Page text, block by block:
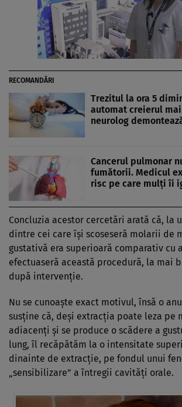
RECOMANDĂRI
Trezitul la ora 5
automat creierul
neurolog
Cancerul pulmonar
fumătorii. Medicul
risc pe care mulți îi
Concluzia acestor cercetări arată că, la
dintre cei care își scoseseră molarii de
gustativă era superioară comparativ cu
efectuaseră această procedură, la mai
după intervenție.
Nu se cunoaște exact motivul, însă o
susține că, deși extracția poate leza pe
adiacenți și se produce o scădere a
lung, îl recăpătăm la o intensitate
dinainte de extracție, pe fondul unui
„sensibilizare” a întregii cavități orale.